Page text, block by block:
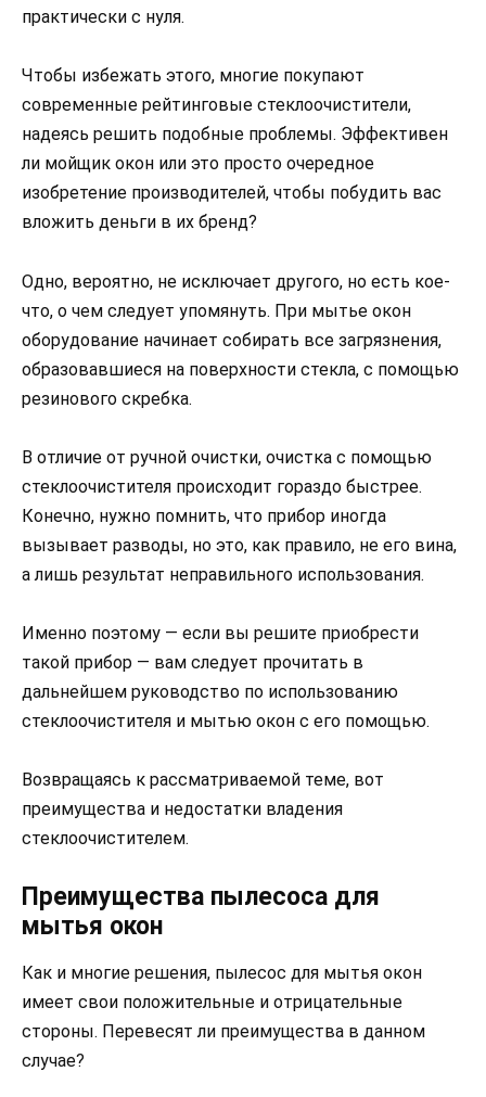
практически с нуля.
Чтобы избежать этого, многие покупают
современные рейтинговые стеклоочистители,
надеясь решить подобные проблемы. Эффективен
ли мойщик окон или это просто очередное
изобретение производителей, чтобы побудить вас
вложить деньги в их бренд?
Одно, вероятно, не исключает другого, но есть кое-
что, о чем следует упомянуть. При мытье окон
оборудование начинает собирать все загрязнения,
образовавшиеся на поверхности стекла, с помощью
резинового скребка.
В отличие от ручной очистки, очистка с помощью
стеклоочистителя происходит гораздо быстрее.
Конечно, нужно помнить, что прибор иногда
вызывает разводы, но это, как правило, не его вина,
а лишь результат неправильного использования.
Именно поэтому — если вы решите приобрести
такой прибор — вам следует прочитать в
дальнейшем руководство по использованию
стеклоочистителя и мытью окон с его помощью.
Возвращаясь к рассматриваемой теме, вот
преимущества и недостатки владения
стеклоочистителем.
Преимущества пылесоса для
мытья окон
Как и многие решения, пылесос для мытья окон
имеет свои положительные и отрицательные
стороны. Перевесят ли преимущества в данном
случае?